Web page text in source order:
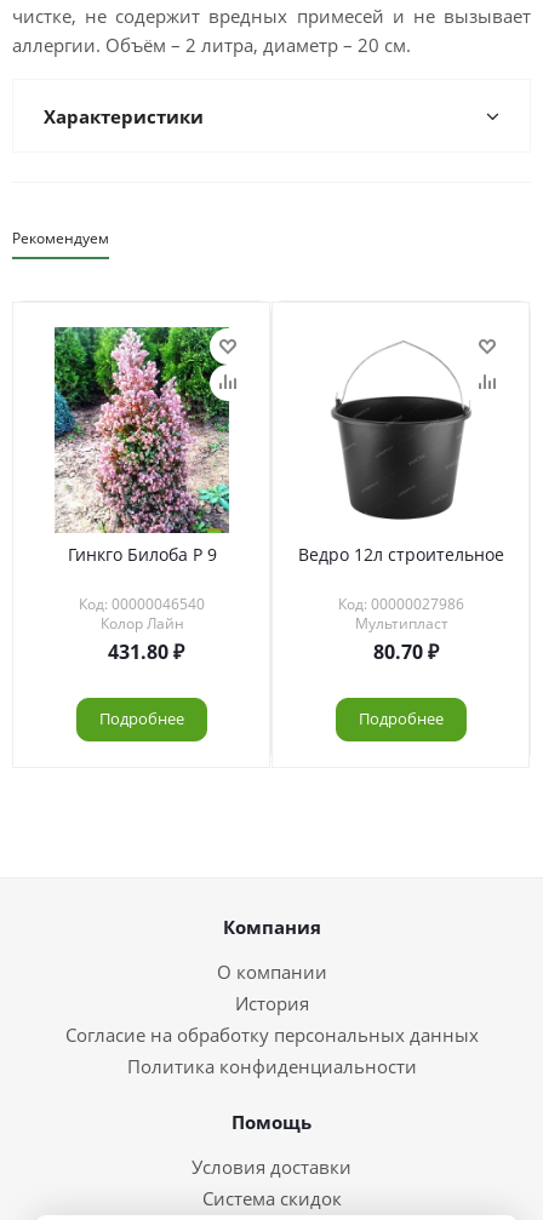
чистке, не содержит вредных примесей и не вызывает
аллергии. Объём – 2 литра, диаметр – 20 см.
Характеристики
Рекомендуем
Гинкго Билоба Р 9
Код: 00000046540
Колор Лайн
431.80
Подробнее
Ведро 12л строительное
Код: 00000027986
Мультипласт
80.70
Подробнее
Компания
О компании
История
Согласие на обработку персональных данных
Политика конфиденциальности
Помощь
Условия доставки
Система скидок